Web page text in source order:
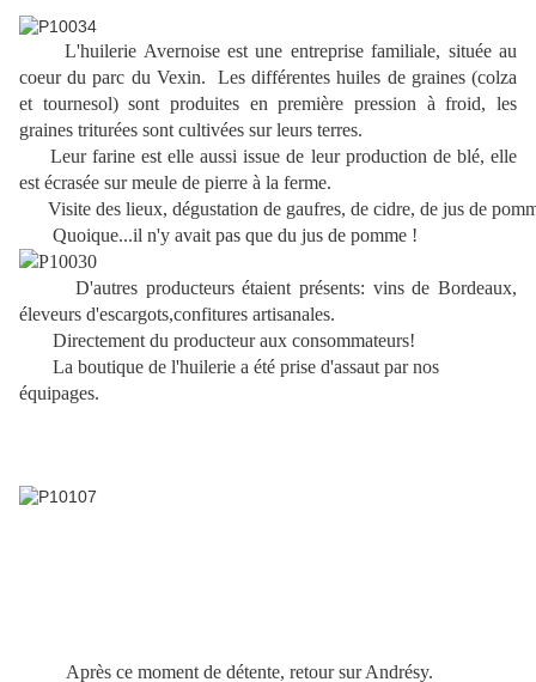
L'huilerie Avernoise est une entreprise familiale, située au
coeur du parc du Vexin. Les différentes huiles de graines (colza
et tournesol) sont produites en première pression à froid, les
graines triturées sont cultivées sur leurs terres.
Leur farine est elle aussi issue de leur production de blé, elle
est écrasée sur meule de pierre à la ferme.
Visite des lieux, dégustation de gaufres, de cidre, de jus de
Quoique...il n'y avait pas que du jus de pomme !
D'autres producteurs étaient présents: vins de Bordeaux,
éleveurs d'escargots,confitures artisanales.
Directement du producteur aux consommateurs!
La boutique de l'huilerie a été prise d'assaut par nos
équipages.
Après ce moment de détente, retour sur Andrésy.